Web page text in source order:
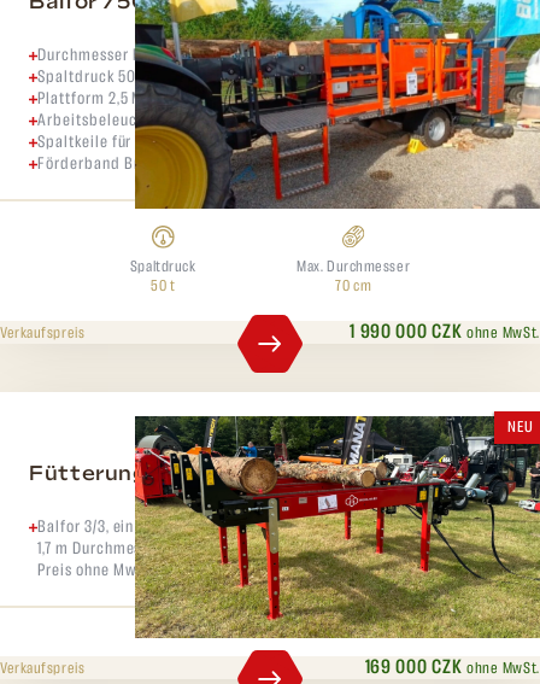
Durchmesser bis zu 70 cm
Spaltdruck 50 Tonnen
Plattform 2,5 Meter mit Ketten zum Verschieben der Holzscheite
Arbeitsbeleuchtung
Spaltkeile für 4 bis 28 Holzscheite
Förderband Breite 100 cm Länge 6,0 m
Spaltdruck
50 t
Max. Durchmesser
70 cm
1 990 000 CZK ohne MwSt.
Verkaufspreis
NEU
Fütterungstisch Balfor 3/3
Balfor 3/3, ein robuster 3,0 m langer Zuführtisch mit drei Ketten von
1,7 m Durchmesser. Ein großartiger Helfer für automatische Häcksler.
Preis ohne MwSt.
169 000 CZK ohne MwSt.
Verkaufspreis